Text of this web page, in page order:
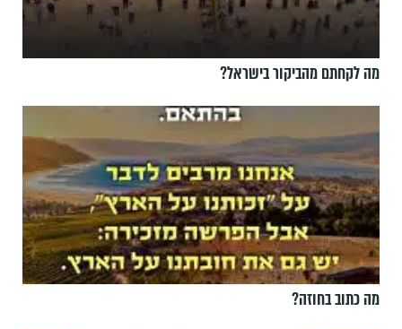
מה לקחתם מהביקור בישראל?
מה כתוב בחוזה?